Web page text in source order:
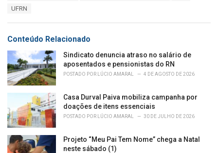
i
e
:
UFRN
Conteúdo Relacionado
Sindicato denuncia atraso no salário de
aposentados e pensionistas do RN
POSTADO POR LÚCIO AMARAL 4 DE AGOSTO DE 2026
Casa Durval Paiva mobiliza campanha por
doações de itens essenciais
POSTADO POR LÚCIO AMARAL 30 DE JULHO DE 2026
Projeto “Meu Pai Tem Nome” chega a Natal
neste sábado (1)